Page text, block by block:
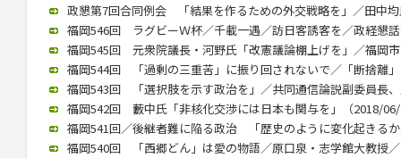
政懇第7回合同例会 「結果を作るための外交戦略を」／田中
福岡546回 ラグビーＷ杯／千載一遇／訪日客誘客を／政経懇
福岡545回 元衆院議長・河野氏「改憲議論棚上げを」／福岡
福岡544回 「過剰の三重苦」に振り回されないで／「断捨離
福岡543回 「選択肢を示す政治を」／共同通信論説副委員長
福岡542回 藪中氏「非核化交渉には日本も関与を」（2018/
福岡541回／後継者難に陥る政治 「歴史のように変化起きる
福岡540回 「西郷どん」は愛の物語／原口泉・志学館大教授